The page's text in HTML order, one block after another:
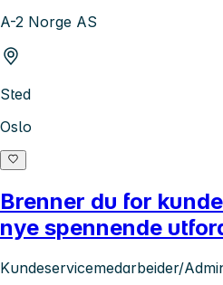
A-2 Norge AS
Sted
Oslo
Brenner du for
nye spennende
Kundeservicemedarbeider/